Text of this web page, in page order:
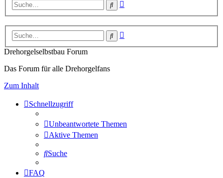
Suche
Suche
Drehorgelselbstbau Forum
Das Forum für alle Drehorgelfans
Zum Inhalt
Schnellzugriff
Unbeantwortete Themen
Aktive Themen
Suche
FAQ